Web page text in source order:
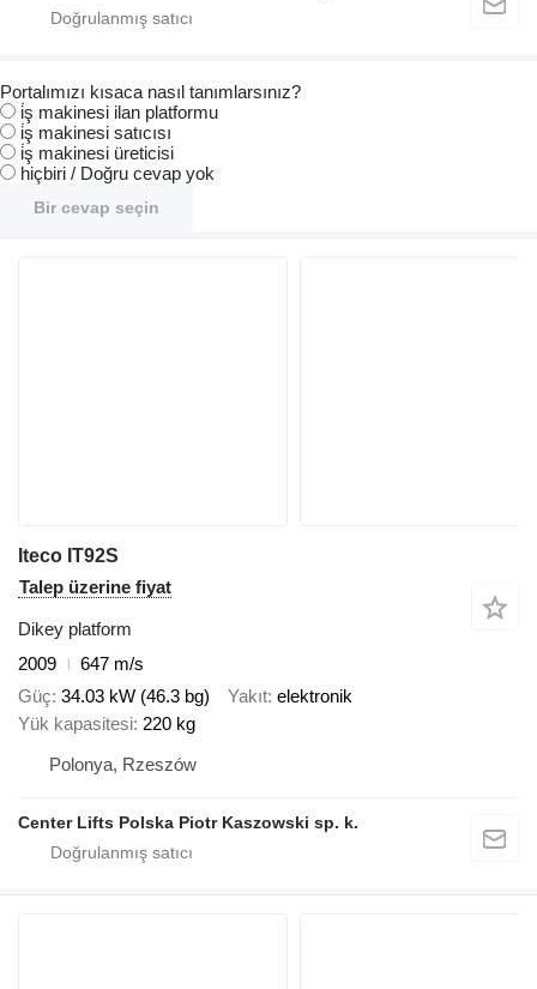
Portalımızı kısaca nasıl tanımlarsınız?
i̇ş makinesi ilan platformu
i̇ş makinesi satıcısı
i̇ş makinesi üreticisi
hiçbiri / Doğru cevap yok
Bir cevap seçin
Iteco IT92S
Talep üzerine fiyat
Dikey platform
2009
647 m/s
Güç 34.03 kW (46.3 bg) Yakıt elektronik
Yük kapasitesi 220 kg
Polonya, Rzeszów
Center Lifts Polska Piotr Kaszowski sp. k.